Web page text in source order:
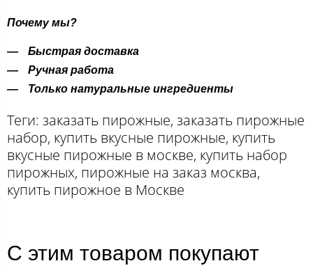
Почему мы?
Быстрая доставка
Ручная работа
Только натуральные ингредиенты
Теги: заказать пирожные, заказать пирожные
набор, купить вкусные пирожные, купить
вкусные пирожные в москве, купить набор
пирожных, пирожные на заказ москва,
купить пирожное в Москве
С этим товаром покупают